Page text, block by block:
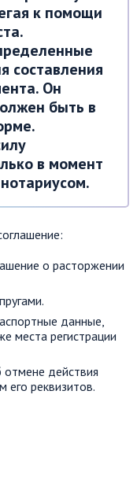
к помощи
составления
Он
быть в
в момент
о расторжении
данные,
места регистрации
действия
его реквизитов.